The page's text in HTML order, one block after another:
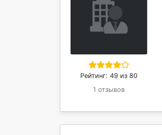
Рейтинг: 49 из 80
1 отзывов